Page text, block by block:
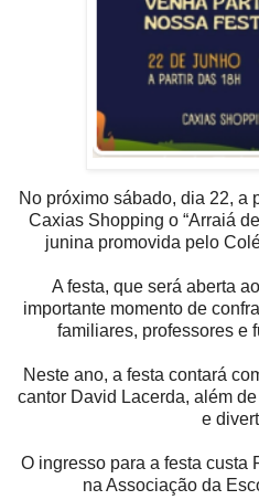
No próximo sábado, dia 22, a
Caxias Shopping o “Arraiá
junina promovida pelo
A festa, que será aberta
importante momento de
familiares, professores e
Neste ano, a festa contará
cantor David Lacerda, além
e
O ingresso para a festa custa
na Associação da